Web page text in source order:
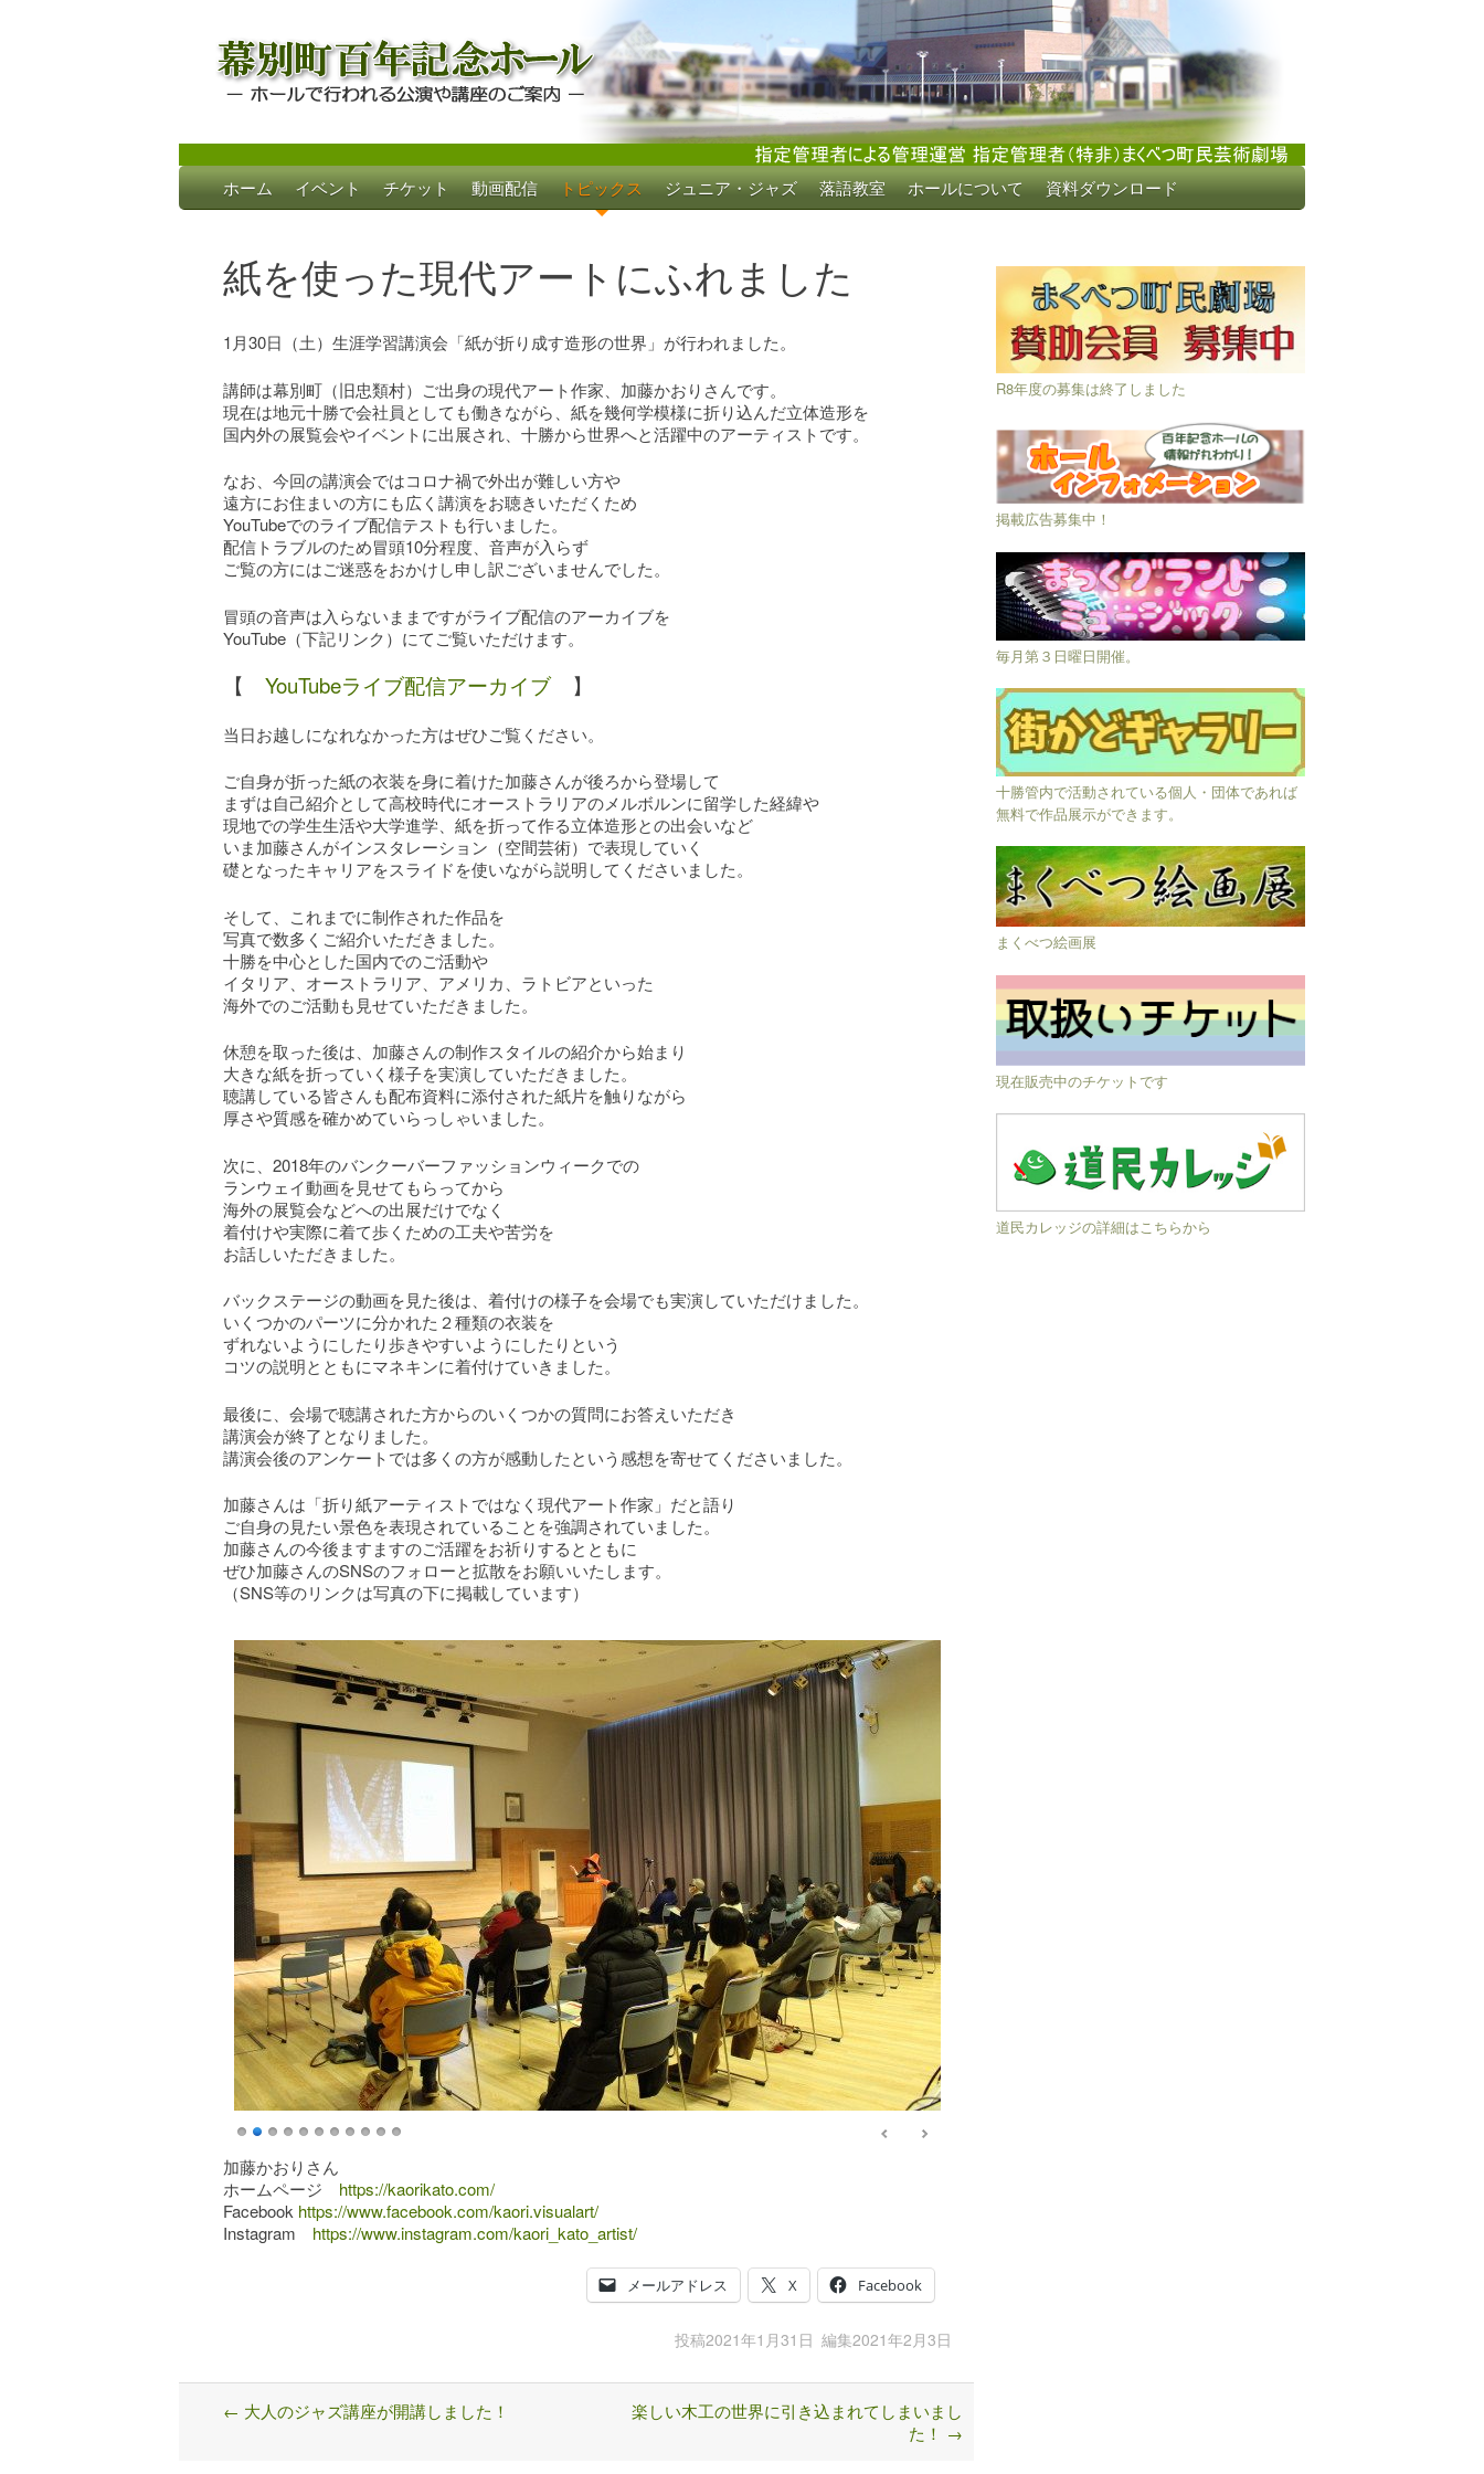
幕別町百年記念ホール
ホールで行われる公演や講座のご案内
Skip
to
ホーム イベント チケット 動画配信 トピックス ジュニア・ジャズ 落語教室 ホールについて 資料ダウンロード
紙を使った現代アートにふれました
1月30日（土）生涯学習講演会「紙が折り成す造形の世界」が行われました。
講師は幕別町（旧忠類村）ご出身の現代アート作家、加藤かおりさんです。
現在は地元十勝で会社員としても働きながら、紙を幾何学模様に折り込んだ立体造形を
国内外の展覧会やイベントに出展され、十勝から世界へと活躍中のアーティストです。
なお、今回の講演会ではコロナ禍で外出が難しい方や
遠方にお住まいの方にも広く講演をお聴きいただくため
YouTubeでのライブ配信テストも行いました。
配信トラブルのため冒頭10分程度、音声が入らず
ご覧の方にはご迷惑をおかけし申し訳ございませんでした。
冒頭の音声は入らないままですがライブ配信のアーカイブを
YouTube（下記リンク）にてご覧いただけます。
【 YouTubeライブ配信アーカイブ】
当日お越しになれなかった方はぜひご覧ください。
ご自身が折った紙の衣装を身に着けた加藤さんが後ろから登場して
まずは自己紹介として高校時代にオーストラリアのメルボルンに留学した経緯や
現地での学生生活や大学進学、紙を折って作る立体造形との出会いなど
いま加藤さんがインスタレーション（空間芸術）で表現していく
礎となったキャリアをスライドを使いながら説明してくださいました。
そして、これまでに制作された作品を
写真で数多くご紹介いただきました。
十勝を中心とした国内でのご活動や
イタリア、オーストラリア、アメリカ、ラトビアといった
海外でのご活動も見せていただきました。
休憩を取った後は、加藤さんの制作スタイルの紹介から始まり
大きな紙を折っていく様子を実演していただきました。
聴講している皆さんも配布資料に添付された紙片を触りながら
厚さや質感を確かめていらっしゃいました。
次に、2018年のバンクーバーファッションウィークでの
ランウェイ動画を見せてもらってから
海外の展覧会などへの出展だけでなく
着付けや実際に着て歩くための工夫や苦労を
お話しいただきました。
バックステージの動画を見た後は、着付けの様子を会場でも実演していただけました。
いくつかのパーツに分かれた２種類の衣装を
ずれないようにしたり歩きやすいようにしたりという
コツの説明とともにマネキンに着付けていきました。
最後に、会場で聴講された方からのいくつかの質問にお答えいただき
講演会が終了となりました。
講演会後のアンケートでは多くの方が感動したという感想を寄せてくださいました。
加藤さんは「折り紙アーティストではなく現代アート作家」だと語り
ご自身の見たい景色を表現されていることを強調されていました。
加藤さんの今後ますますのご活躍をお祈りするとともに
ぜひ加藤さんのSNSのフォローと拡散をお願いいたします。
（SNS等のリンクは写真の下に掲載しています）
加藤かおりさん
ホームページ https://kaorikato.com/
Facebook https://www.facebook.com/kaori.visualart/
Instagram https://www.instagram.com/kaori_kato_artist/
メールアドレス X Facebook
投稿2021年1月31日 編集2021年2月3日
Post
← 大人のジャズ講座が開講しました！
楽しい木工の世界に引き込まれてしまいまし
た！ →
R8年度の募集は終了しました
掲載広告募集中！
毎月第３日曜日開催。
十勝管内で活動されている個人・団体であれば
無料で作品展示ができます。
まくべつ絵画展
現在販売中のチケットです
道民カレッジの詳細はこちらから